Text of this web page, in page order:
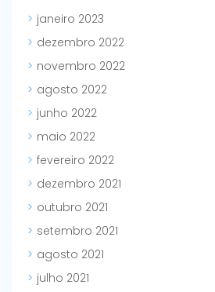
janeiro 2023
dezembro 2022
novembro 2022
agosto 2022
junho 2022
maio 2022
fevereiro 2022
dezembro 2021
outubro 2021
setembro 2021
agosto 2021
julho 2021